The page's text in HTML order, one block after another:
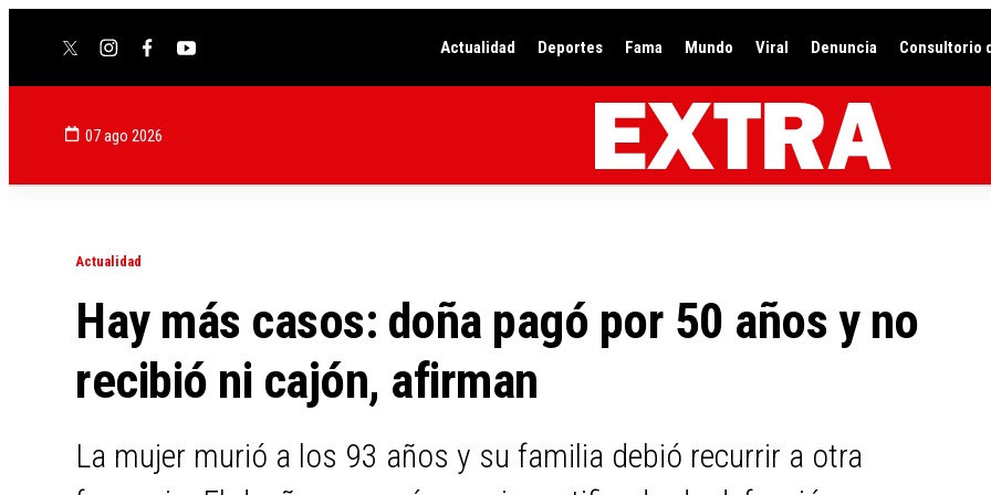
twitterinstagram
facebookyoutube Actualidad Deportes Fama Mundo Viral Denuncia Consultorio
07 ago 2026
Actualidad
Hay más casos: doña pagó por 50 años y no
recibió ni cajón, afirman
La mujer murió a los 93 años y su familia debió recurrir a otra